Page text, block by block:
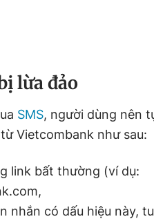
lừa đảo
SMS, người dùng nên
Vietcombank như sau:
link bất thường (ví dụ:
nhắn có dấu hiệu này,